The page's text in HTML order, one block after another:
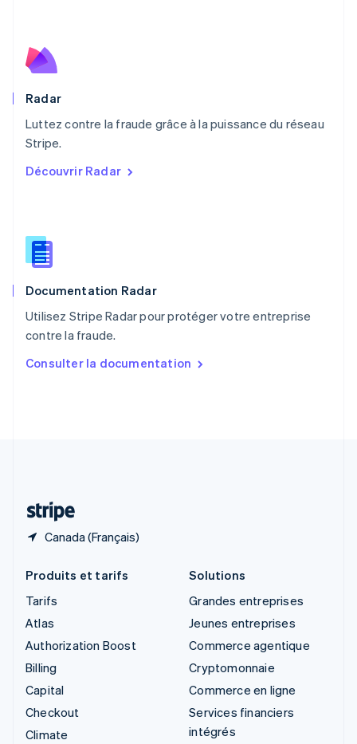
Radar
Luttez contre la fraude grâce à la puissance du réseau
Stripe.
Découvrir Radar
Documentation Radar
Utilisez Stripe Radar pour protéger votre entreprise
contre la fraude.
Consulter la documentation
Canada (Français)
Nouvelle-Zélande
English
Pays-Bas
Pologne
English
PortuguêsEnglish
English
Roumanie
Royaume-Uni
Singapour
English简体中文
English
Produits et tarifs
Tarifs
Atlas
Authorization Boost
Billing
Capital
Checkout
Climate
Solutions
Grandes entreprises
Jeunes entreprises
Commerce agentique
Cryptomonnaie
Commerce en ligne
Services financiers
intégrés